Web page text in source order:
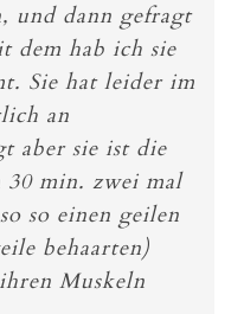
und dann gefragt
dem hab ich sie
Sie hat leider im
an
aber sie ist die
min. zwei mal
so einen geilen
behaarten)
Muskeln